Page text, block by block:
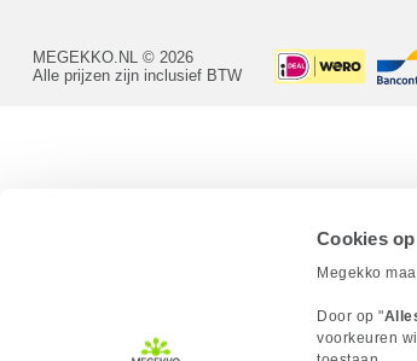
Cookies
Megekko
Door op "
voorkeuren
MEGEKKO.NL © 2026
Alle prijzen zijn inclusief BTW